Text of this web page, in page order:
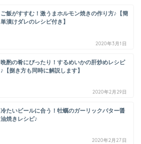
ご飯がすすむ！激うまホルモン焼きの作り方♪【簡
単漬けダレのレシピ付き】
2020年3月1日
晩酌の肴にぴったり！するめいかの肝炒めレシピ
♪【捌き方も同時に解説します】
2020年2月29日
冷たいビールに合う！牡蠣のガーリックバター醤
油焼きレシピ♪
2020年2月27日